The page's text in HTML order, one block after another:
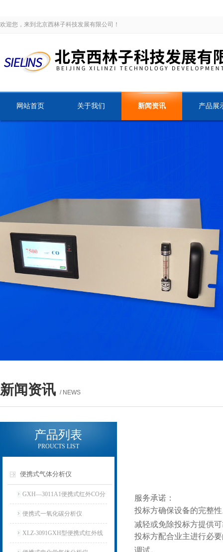
欢迎您，来到北京西林子科技发展有限公司！
网站首页 关于我们 新闻资讯 产品展
新闻资讯 / NEWS
产品列表
PROUCTS LIST
便携式气体分析仪
GXH—3011A1便携式红外CO分
析仪
便携式一氧化碳分析仪
XLZ-3091GXH型便携式红外线
服务承诺：
投标方确保设备的完整
减轻或免除投标方提供
投标方配合业主进行必
调试。